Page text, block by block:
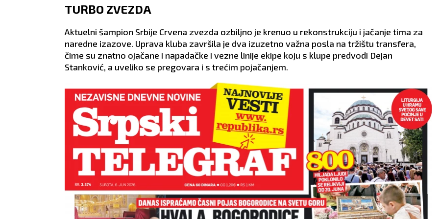
TURBO ZVEZDA
Aktuelni šampion Srbije Crvena zvezda ozbiljno je krenuo u rekonstrukciju i jačanje tima za
naredne izazove. Uprava kluba završila je dva izuzetno važna posla na tržištu transfera,
čime su znatno ojačane i napadačke i vezne linije ekipe koju s klupe predvodi Dejan
Stanković, a uveliko se pregovara i s trećim pojačanjem.
razmislite šta želite od tog
ZDRAVLJE:Loša cirkulacija.